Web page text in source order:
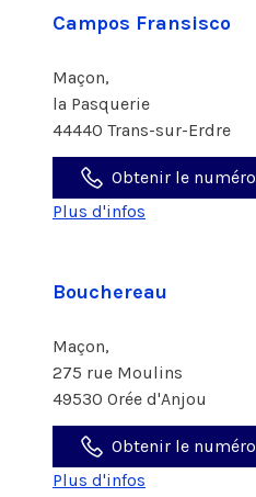
Campos Fransisco
Maçon,
la Pasquerie
44440 Trans-sur-Erdre
Obtenir le numéro
Plus d'infos
Bouchereau
Maçon,
275 rue Moulins
49530 Orée d'Anjou
Obtenir le numéro
Plus d'infos